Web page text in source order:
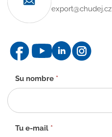
export@chudej.cz
Formulario
de
contacto
-
Su nombre *
Tu e-mail *